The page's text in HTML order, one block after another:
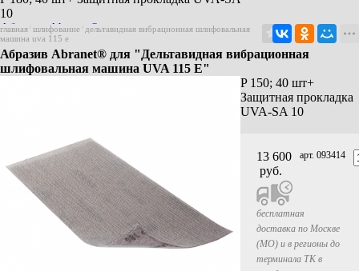
10
Абразив Abranet®
P 240; 40 шт+ Защитная прокладка UVA-SA
10
Абразив Abranet®
Абразив Abranet®
Set Delta 105; 3 x P80 / 3 x P 120 / 3 x P180
главная / шлифование / дельтавидная вибрационная шлифовальная
машина uva 115 e
Абразив Abranet® для "Дельтавидная вибрационная
шлифовальная машина UVA 115 E"
P 150; 40 шт+
Защитная прокладка
UVA-SA 10
13 600
руб.
арт. 093414
бесплатная
доставка по Москве
(МО) и в регионы до
терминала ТК в